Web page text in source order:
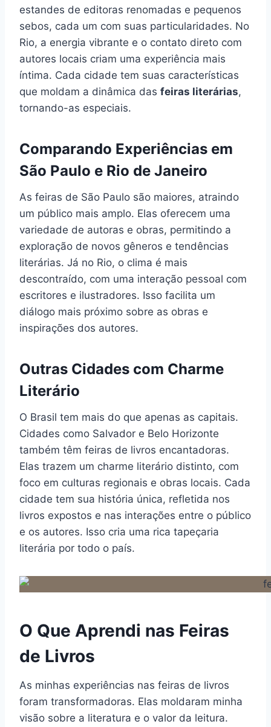
estandes de editoras renomadas e pequenos
sebos, cada um com suas particularidades. No
Rio, a energia vibrante e o contato direto com
autores locais criam uma experiência mais
íntima. Cada cidade tem suas características
que moldam a dinâmica das feiras literárias,
tornando-as especiais.
Comparando Experiências em
São Paulo e Rio de Janeiro
As feiras de São Paulo são maiores, atraindo
um público mais amplo. Elas oferecem uma
variedade de autoras e obras, permitindo a
exploração de novos gêneros e tendências
literárias. Já no Rio, o clima é mais
descontraído, com uma interação pessoal com
escritores e ilustradores. Isso facilita um
diálogo mais próximo sobre as obras e
inspirações dos autores.
Outras Cidades com Charme
Literário
O Brasil tem mais do que apenas as capitais.
Cidades como Salvador e Belo Horizonte
também têm feiras de livros encantadoras.
Elas trazem um charme literário distinto, com
foco em culturas regionais e obras locais. Cada
cidade tem sua história única, refletida nos
livros expostos e nas interações entre o público
e os autores. Isso cria uma rica tapeçaria
literária por todo o país.
O Que Aprendi nas Feiras
de Livros
As minhas experiências nas feiras de livros
foram transformadoras. Elas moldaram minha
visão sobre a literatura e o valor da leitura.